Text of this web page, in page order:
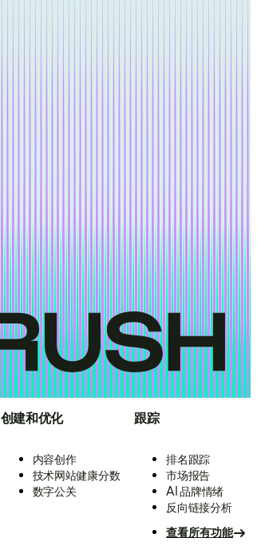
创建和优化
内容创作
技术网站健康分数
数字公关
跟踪
排名跟踪
市场报告
AI 品牌情绪
反向链接分析
查看所有功能